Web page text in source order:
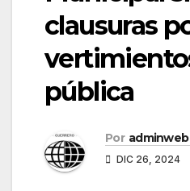
clausuras
pública
Por adminweb
DIC 26, 2024